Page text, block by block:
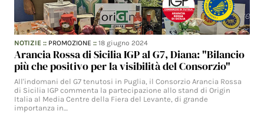
NOTIZIE :: PROMOZIONE ::18 giugno 2024
Arancia Rossa di Sicilia IGP al G7, Diana: "Bilancio
più che positivo per la visibilità del Consorzio"
All'indomani del G7 tenutosi in Puglia, il Consorzio Arancia Rossa
di Sicilia IGP commenta la partecipazione allo stand di Origin
Italia al Media Centre della Fiera del Levante, di grande
importanza in…